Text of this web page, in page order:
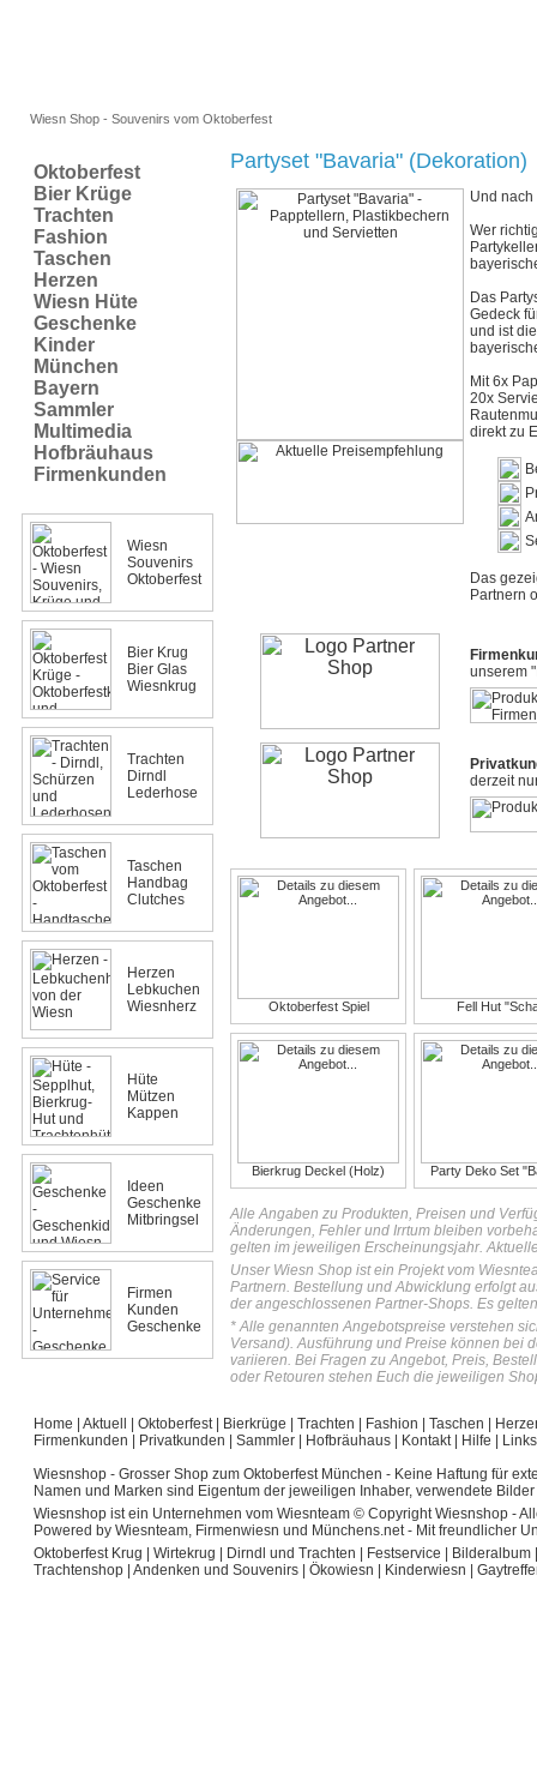
Wiesn Shop - Souvenirs vom Oktoberfest
Oktoberfest
Bier Krüge
Trachten
Fashion
Taschen
Herzen
Wiesn Hüte
Geschenke
Kinder
München
Bayern
Sammler
Multimedia
Hofbräuhaus
Firmenkunden
Wiesn
Souvenirs
Oktoberfest
Bier Krug
Bier Glas
Wiesnkrug
Trachten
Dirndl
Lederhose
Taschen
Handbag
Clutches
Herzen
Lebkuchen
Wiesnherz
Hüte
Mützen
Kappen
Ideen
Geschenke
Mitbringsel
Firmen
Kunden
Geschenke
Partyset "Bavaria" (Dekoration)
Und nach
Wer
Das
Gedeck
und ist
Mit 6x
20x
direkt zu
Das
Partnern
unserem
derzeit
Oktoberfest Spiel Fell Hut
Bierkrug Deckel (Holz) Party Deko Set
Alle Angaben zu Produkten, Preisen und
Änderungen, Fehler und Irrtum bleiben
gelten im jeweiligen Erscheinungsjahr.
Unser Wiesn Shop ist ein Projekt vom
Partnern. Bestellung und Abwicklung erfolgt
der angeschlossenen Partner-Shops. Es
* Alle genannten Angebotspreise verstehen
Versand). Ausführung und Preise können bei
variieren. Bei Fragen zu Angebot, Preis,
oder Retouren stehen Euch die jeweiligen
Home Aktuell Oktoberfest| Bierkrüge Trachten Fashion Taschen
Firmenkunden
Privatkunden Sammler Hofbräuhaus Kontakt| Hilfe
Links
Wiesnshop - Grosser Shop zum Oktoberfest München - Keine Haftung für
Namen und Marken sind Eigentum der jeweiligen Inhaber, verwendete
Wiesnshop ist ein Unternehmen vom Wiesnteam © Copyright Wiesnshop -
Powered by Wiesnteam, Firmenwiesn und Münchens.net - Mit freundlicher
Oktoberfest Krug
Wirtekrug Dirndl und Trachten Festservice Bilderalbum
Trachtenshop Andenken und Souvenirs Ökowiesn Kinderwiesn